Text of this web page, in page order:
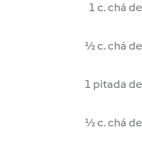
1 c. chá de
½ c. chá de
1 pitada de
½ c. chá de